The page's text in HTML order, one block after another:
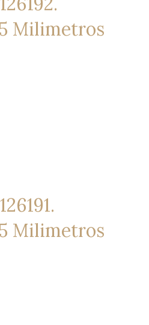
Milimetros
Milimetros